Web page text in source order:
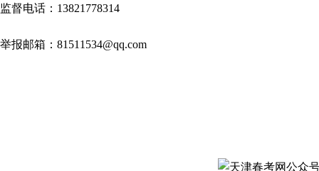
监督电话：13821778314
举报邮箱：81511534@qq.com